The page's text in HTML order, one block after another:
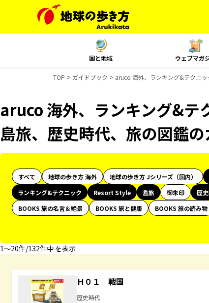
国と地域 ウェブマガ
TOP ガイドブック aruco 海外、ランキング&テクニ
aruco 海外、ランキング&テ
島旅、歴史時代、旅の図鑑
すべて 地球の歩き方 海外 地球の歩き方 Jシリーズ（国内）
ランキング&テクニック
Resort Style 島旅 御朱印 歴
BOOKS 旅の名言＆絶景
BOOKS 旅と健康 BOOKS 旅の読み物
1〜20件/132件中 を表示
Ｈ０１ 戦国
歴史時代